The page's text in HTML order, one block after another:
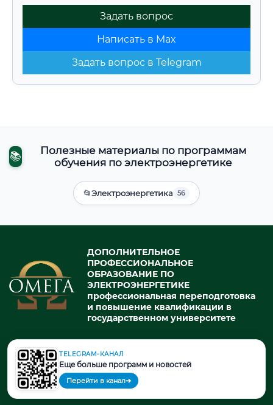
Задать вопрос
Написать в Max
Задать вопрос в Telegram
📚
Полезные материалы по программам
обучения по электроэнергетике
📂Электроэнергетика 56
ДОПОЛНИТЕЛЬНОЕ
ПРОФЕССИОНАЛЬНОЕ
ОБРАЗОВАНИЕ ПО
ЭЛЕКТРОЭНЕРГЕТИКЕ
профессиональная переподготовка
и повышение квалификации в
государственном университете
© 2026. При использовании материалов портала активная ссылка
на источник обязательна.
TELEGRAM-КАНАЛ
Еще больше программ и новостей
Перейти в канал➔